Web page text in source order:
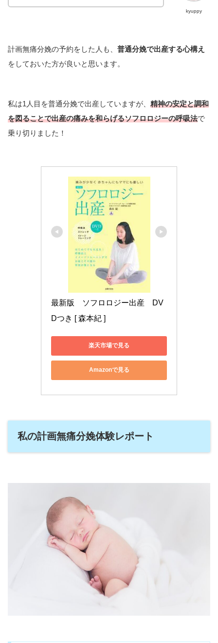
kyuppy
計画無痛分娩の予約をした人も、 普通分娩で出産する心構え
をしておいた方が良いと思います。
私は1人目を普通分娩で出産していますが、 精神の安定と調和
を図ることで出産の痛みを和らげるソフロロジーの呼吸法で
乗り切りました！
最新版　ソフロロジー出産　DV
Dつき [ 森本紀 ]
楽天市場で見る
Amazonで見る
私の計画無痛分娩体験レポート